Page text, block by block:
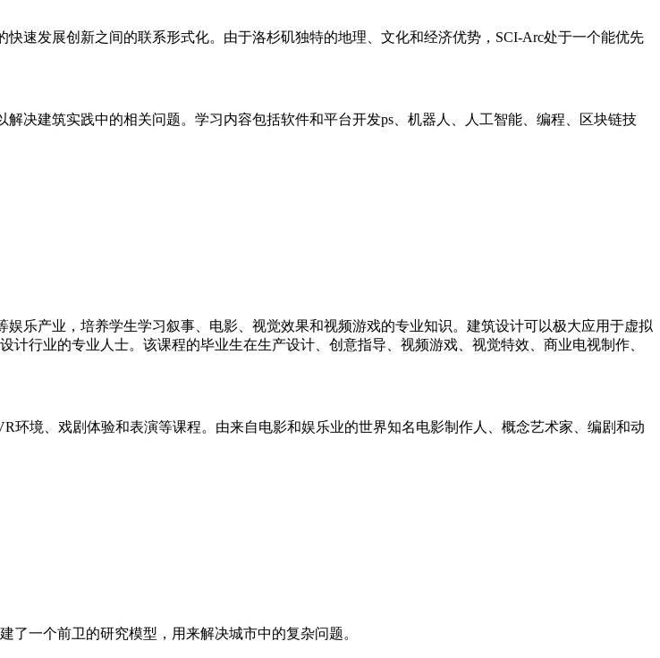
发展创新之间的联系形式化。由于洛杉矶独特的地理、文化和经济优势，SCI-Arc处于一个能优先
建筑实践中的相关问题。学习内容包括软件和平台开发ps、机器人、人工智能、编程、区块链技
产业，培养学生学习叙事、电影、视觉效果和视频游戏的专业知识。建筑设计可以极大应用于虚拟
行业的专业人士。该课程的毕业生在生产设计、创意指导、视频游戏、视觉特效、商业电视制作、
境、戏剧体验和表演等课程。由来自电影和娱乐业的世界知名电影制作人、概念艺术家、编剧和动
一个前卫的研究模型，用来解决城市中的复杂问题。